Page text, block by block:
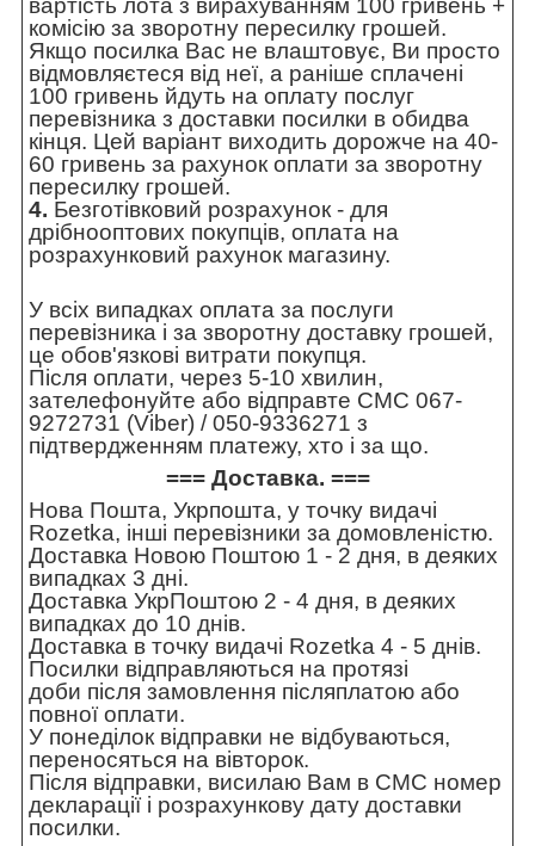
вартість лота з вирахуванням 100 гривень +
комісію за зворотну пересилку грошей.
Якщо посилка Вас не влаштовує, Ви просто
відмовляєтеся від неї, а раніше сплачені
100 гривень йдуть на оплату послуг
перевізника з доставки посилки в обидва
кінця. Цей варіант виходить дорожче на 40-
60 гривень за рахунок оплати за зворотну
пересилку грошей.
4. Безготівковий розрахунок - для
дрібнооптових покупців, оплата на
розрахунковий рахунок магазину.
У всіх випадках оплата за послуги
перевізника і за зворотну доставку грошей,
це обов'язкові витрати покупця.
Після оплати, через 5-10 хвилин,
зателефонуйте або відправте СМС 067-
9272731 (Viber) / 050-9336271 з
підтвердженням платежу, хто і за що.
=== Доставка. ===
Нова Пошта, Укрпошта, у точку видачі
Rozetka, інші перевізники за домовленістю.
Доставка Новою Поштою 1 - 2 дня, в деяких
випадках 3 дні.
Доставка УкрПоштою 2 - 4 дня, в деяких
випадках до 10 днів.
Доставка в точку видачі Rozetka 4 - 5 днів.
Посилки відправляються на протязі
доби після замовлення післяплатою або
повної оплати.
У понеділок відправки не відбуваються,
переносяться на вівторок.
Після відправки, висилаю Вам в СМС номер
декларації і розрахункову дату доставки
посилки.